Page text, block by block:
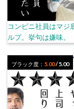
コンビニ社員はマジ
ルプ。挙句は嫌味。
ブラック度： 5.00/ 5.00